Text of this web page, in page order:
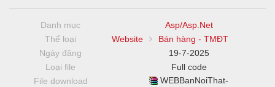
Danh mục
Asp/Asp.Net
Thể loại
Website
Bán hàng - TMĐT
Ngày đăng
19-7-2025
Loại file
Full code
File download
WEBBanNoiThat-